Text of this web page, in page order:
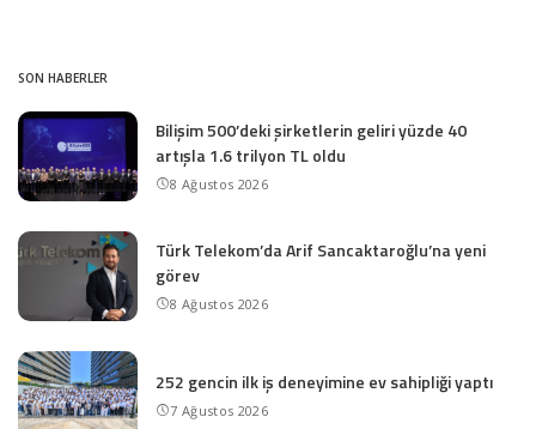
SON HABERLER
Bilişim 500’deki şirketlerin geliri yüzde 40
artışla 1.6 trilyon TL oldu
8 Ağustos 2026
Türk Telekom’da Arif Sancaktaroğlu’na yeni
görev
8 Ağustos 2026
252 gencin ilk iş deneyimine ev sahipliği yaptı
7 Ağustos 2026